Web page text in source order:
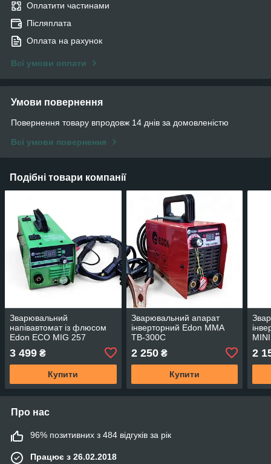
Оплатити частинами
Післяплата
Оплата на рахунок
Всі умови оплати
Умови повернення
Повернення товару впродовж 14 днів за домовленістю
Всі умови повернення
Подібні товари компанії
Зварювальний
напівавтомат із флюсом
Edon ECO MIG 257
3 499 ₴
Купити
Зварювальний апарат
інверторний Edon ММА
TB-300C
2 250₴
Купити
2
Про нас
96% позитивних з 484 відгуків за рік
Працює з 26.02.2018